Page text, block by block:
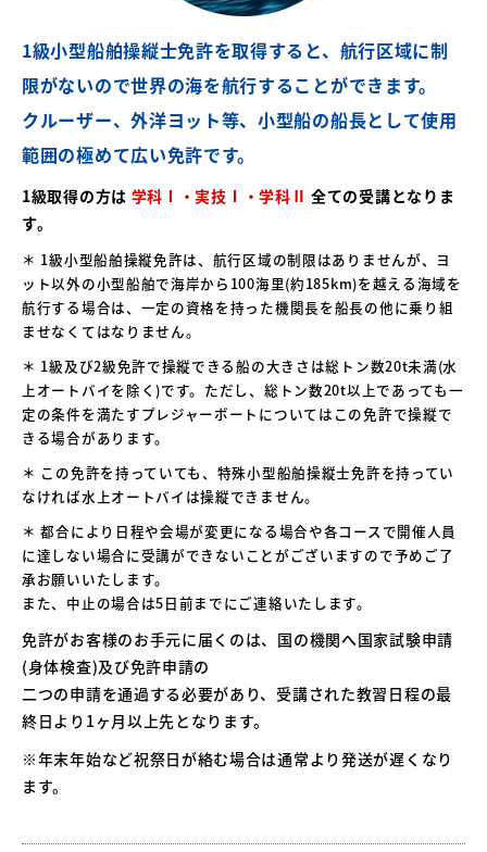
1級小型船舶操縦士免許を取得すると、航行区域に制
限がないので世界の海を航行することができます。
クルーザー、外洋ヨット等、小型船の船長として使用
範囲の極めて広い免許です。
1級取得の方は 学科Ⅰ・実技Ⅰ・学科Ⅱ 全ての受講となりま
す。
＊ 1級小型船舶操縦免許は、航行区域の制限はありませんが、ヨ
ット以外の小型船舶で海岸から100海里(約185km)を越える海域を
航行する場合は、一定の資格を持った機関長を船長の他に乗り組
ませなくてはなりません。
＊ 1級及び2級免許で操縦できる船の大きさは総トン数20t未満(水
上オートバイを除く)です。ただし、総トン数20t以上であっても一
定の条件を満たすプレジャーボートについてはこの免許で操縦で
きる場合があります。
＊ この免許を持っていても、特殊小型船舶操縦士免許を持ってい
なければ水上オートバイは操縦できません。
＊ 都合により日程や会場が変更になる場合や各コースで開催人員
に達しない場合に受講ができないことがございますので予めご了
承お願いいたします。
また、中止の場合は5日前までにご連絡いたします。
免許がお客様のお手元に届くのは、国の機関へ国家試験申請
(身体検査)及び免許申請の
二つの申請を通過する必要があり、受講された教習日程の最
終日より1ヶ月以上先となります。
※年末年始など祝祭日が絡む場合は通常より発送が遅くなり
ます。